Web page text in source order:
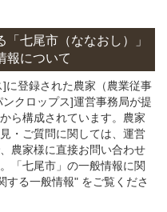
「七尾市（ななおし）」
報について
に登録された農家（農業従事
クロップス]運営事務局が提
ら構成されています。農家
・ご質問に関しては、運営
農家様に直接お問い合わせ
「七尾市」の一般情報に関
する一般情報" をご覧くださ